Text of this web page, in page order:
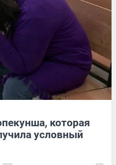
которая
условный